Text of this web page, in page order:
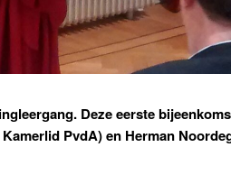
Deze eerste
PvdA) en Herman